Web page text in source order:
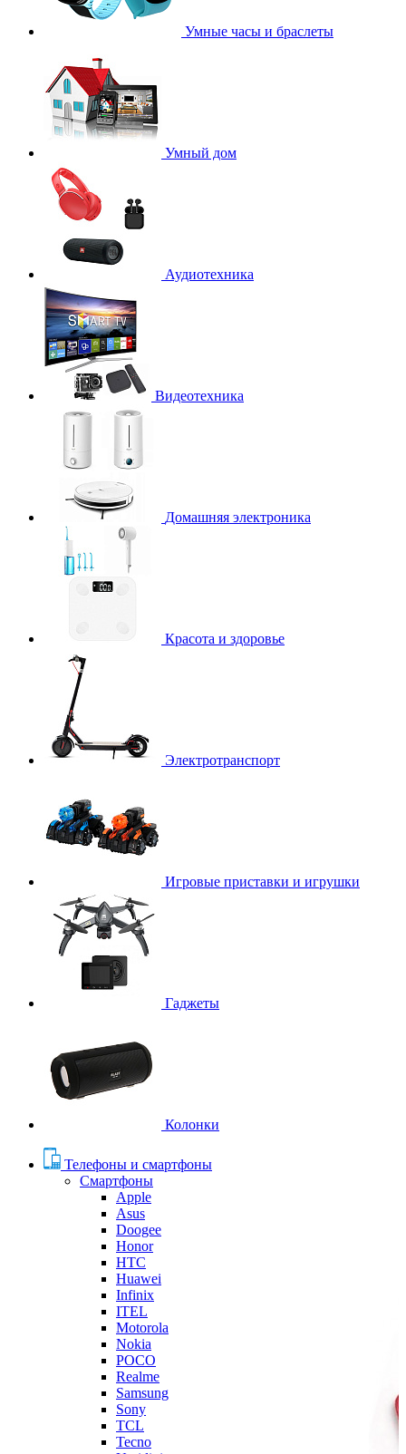
Умные часы и браслеты
Умный дом
Аудиотехника
Видеотехника
Домашняя электроника
Красота и здоровье
Электротранспорт
Игровые приставки и игрушки
Гаджеты
Колонки
Телефоны и смартфоны
Смартфоны
Apple
Asus
Doogee
Honor
HTC
Huawei
Infinix
ITEL
Motorola
Nokia
POCO
Realme
Samsung
Sony
TCL
Tecno